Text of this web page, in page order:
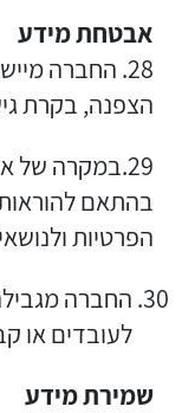
אבטחת מידע
28. החברה
הצפנה, בקרת
29.במקרה
הפרטיות
החברה
לעובדים או
שמירת מידע